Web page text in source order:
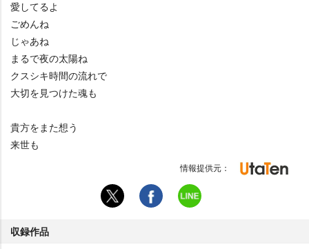
愛してるよ
ごめんね
じゃあね
まるで夜の太陽ね
クスシキ時間の流れで
大切を見つけた魂も
貴方をまた想う
来世も
情報提供元：
収録作品